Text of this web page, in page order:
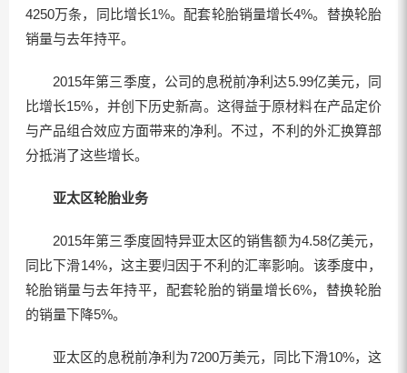
4250万条，同比增长1%。配套轮胎销量增长4%。替换轮胎
销量与去年持平。
2015年第三季度，公司的息税前净利达5.99亿美元，同
比增长15%，并创下历史新高。这得益于原材料在产品定价
与产品组合效应方面带来的净利。不过，不利的外汇换算部
分抵消了这些增长。
亚太区轮胎业务
2015年第三季度固特异亚太区的销售额为4.58亿美元，
同比下滑14%，这主要归因于不利的汇率影响。该季度中，
轮胎销量与去年持平，配套轮胎的销量增长6%，替换轮胎
的销量下降5%。
亚太区的息税前净利为7200万美元，同比下滑10%，这